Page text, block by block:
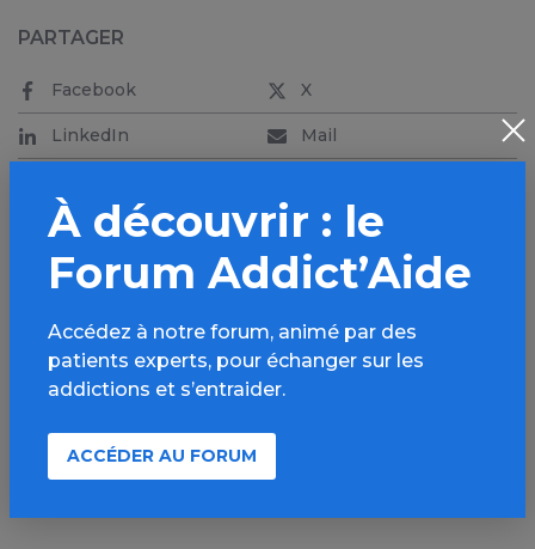
PARTAGER
Facebook X
LinkedIn Mail
Source de l'article :
» en savoir plus
À découvrir : le
Forum Addict’Aide
Accédez à notre forum, animé par des
patients experts, pour échanger sur les
addictions et s’entraider.
ACCÉDER AU FORUM